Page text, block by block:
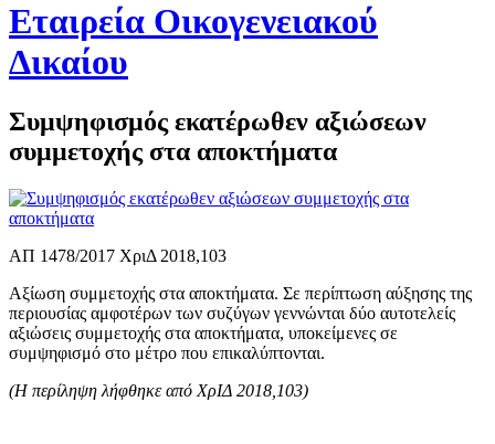
Εταιρεία Οικογενειακού
Δικαίου
Συμψηφισμός εκατέρωθεν αξιώσεων
συμμετοχής στα αποκτήματα
ΑΠ 1478/2017 ΧριΔ 2018,103
Αξίωση συμμετοχής στα αποκτήματα. Σε περίπτωση αύξησης της
περιουσίας αμφοτέρων των συζύγων γεννώνται δύο αυτοτελείς
αξιώσεις συμμετοχής στα αποκτήματα, υποκείμενες σε
συμψηφισμό στο μέτρο που επικαλύπτονται.
(Η περίληψη λήφθηκε από ΧρΙΔ 2018,103)